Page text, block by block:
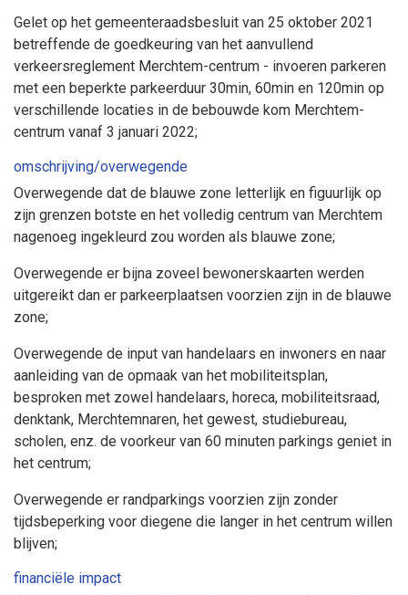
Gelet op het gemeenteraadsbesluit van 25 oktober 2021
betreffende de goedkeuring van het aanvullend
verkeersreglement Merchtem-centrum - invoeren parkeren
met een beperkte parkeerduur 30min, 60min en 120min op
verschillende locaties in de bebouwde kom Merchtem-
centrum vanaf 3 januari 2022;
omschrijving/overwegende
Overwegende dat de blauwe zone letterlijk en figuurlijk op
zijn grenzen botste en het volledig centrum van Merchtem
nagenoeg ingekleurd zou worden als blauwe zone;
Overwegende er bijna zoveel bewonerskaarten werden
uitgereikt dan er parkeerplaatsen voorzien zijn in de blauwe
zone;
Overwegende de input van handelaars en inwoners en naar
aanleiding van de opmaak van het mobiliteitsplan,
besproken met zowel handelaars, horeca, mobiliteitsraad,
denktank, Merchtemnaren, het gewest, studiebureau,
scholen, enz. de voorkeur van 60 minuten parkings geniet in
het centrum;
Overwegende er randparkings voorzien zijn zonder
tijdsbeperking voor diegene die langer in het centrum willen
blijven;
financiële impact